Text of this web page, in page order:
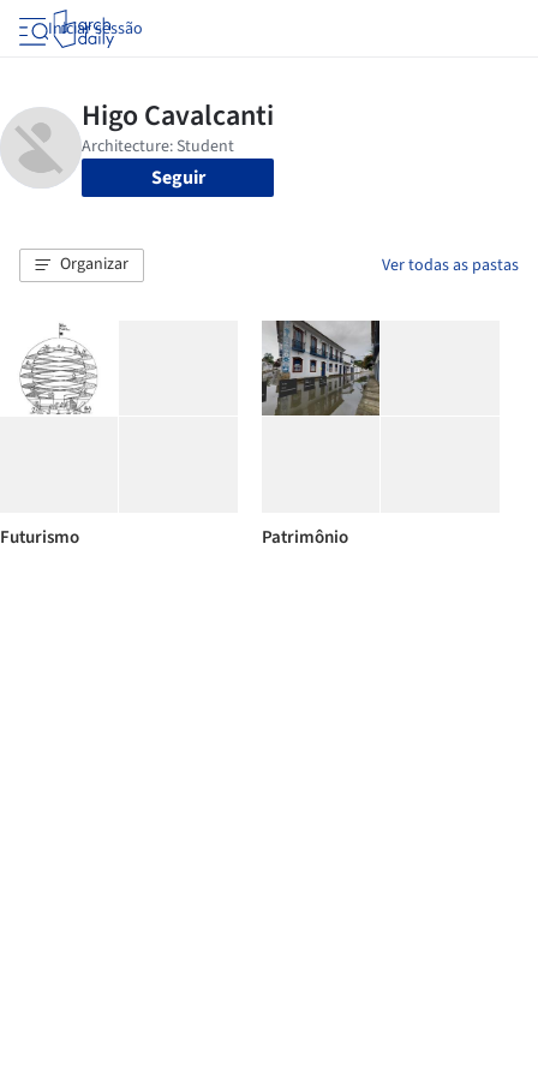
Iniciar sessão
Seguir
Organizar Ver todas as pastas
Futurismo Patrimônio